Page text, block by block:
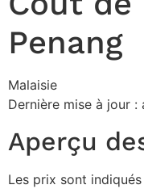
Penang
Malaisie
Dernière mise à jour :
Aperçu
Les prix sont indiqués